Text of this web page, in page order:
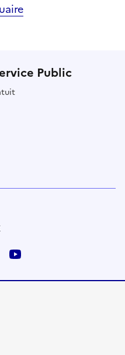
Public
Instagram